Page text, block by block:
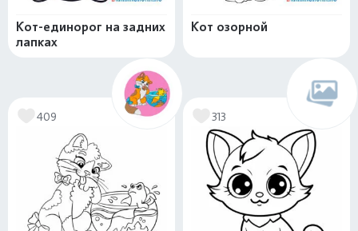
Кот-единорог на задних
лапках
Кот озорной
409 313